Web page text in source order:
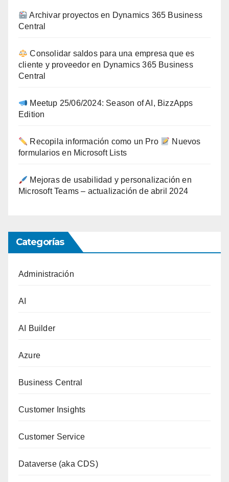
Archivar proyectos en Dynamics 365 Business
Central
Consolidar saldos para una empresa que es
cliente y proveedor en Dynamics 365 Business
Central
Meetup 25/06/2024: Season of AI, BizzApps
Edition
Recopila información como un Pro
Nuevos
formularios en Microsoft Lists
Mejoras de usabilidad y personalización en
Microsoft Teams – actualización de abril 2024
Categorías
Administración
AI
AI Builder
Azure
Business Central
Customer Insights
Customer Service
Dataverse (aka CDS)